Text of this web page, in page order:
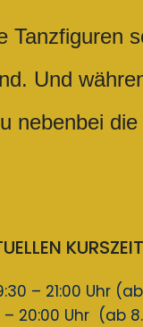
Tanzfiguren
Und
nebenbei
– 21:00 Uhr
20:00 Uhr (ab